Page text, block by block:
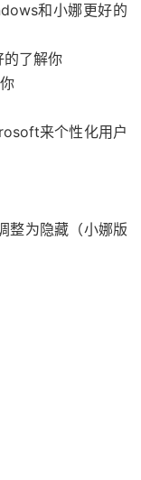
和小娜更好的
了解你
来个性化用户
整为隐藏（小娜版